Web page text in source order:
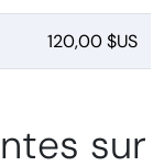
120,00 $US
sur